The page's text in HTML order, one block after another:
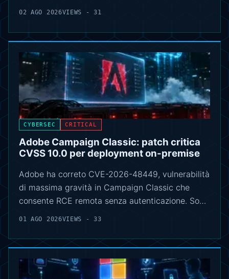
02 AGO 2026VIEWS - 31
CYBERSEC CRITICAL
Adobe Campaign Classic: patch critica
CVSS 10.0 per deployment on-premise
Adobe ha correto CVE-2026-48449, vulnerabilità
di massima gravità in Campaign Classic che
consente RCE remota senza autenticazione. So…
01 AGO 2026VIEWS - 33